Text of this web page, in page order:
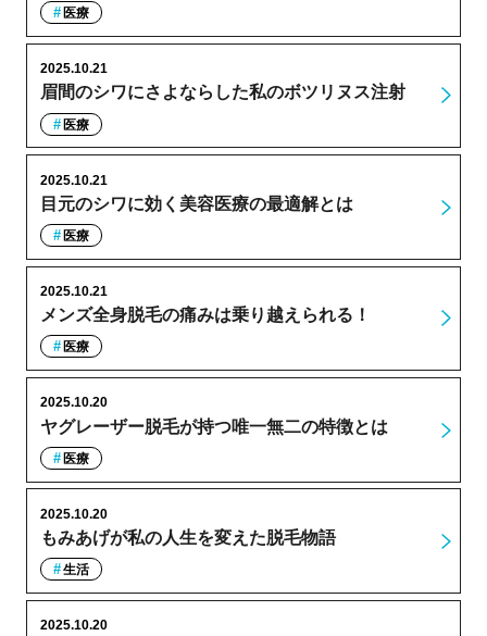
医療
眉間のシワにさよならした私のボツリヌス注射
2025.10.21
医療
目元のシワに効く美容医療の最適解とは
2025.10.21
医療
メンズ全身脱毛の痛みは乗り越えられる！
2025.10.21
医療
ヤグレーザー脱毛が持つ唯一無二の特徴とは
2025.10.20
医療
もみあげが私の人生を変えた脱毛物語
2025.10.20
生活
2025.10.20